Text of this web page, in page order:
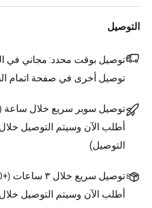
التوصيل
توصيل بوقت محدد: مجاني في
توصيل أخرى في صفحة اتمام
توصيل سوبر سريع خلال ساعة
أطلب الآن وسيتم التوصيل
التوصيل)
توصيل سريع خلال ٣ ساعات (+1.500 د.ك.
أطلب الآن وسيتم التوصيل خلال ٣ ساعات.